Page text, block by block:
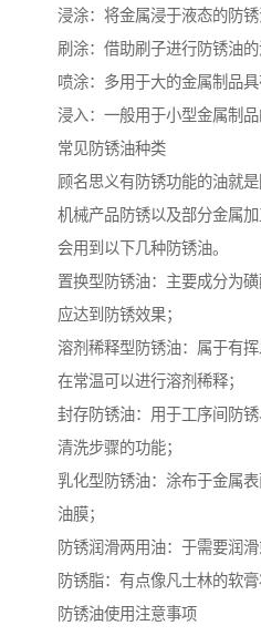
浸涂：将金属浸于液态的防锈
刷涂：借助刷子进行防锈油的
喷涂：多用于大的金属制品具
浸入：一般用于小型金属制品
常见防锈油种类
顾名思义有防锈功能的油就
机械产品防锈以及部分金属
会用到以下几种防锈油。
置换型防锈油：主要成分为
应达到防锈效果；
溶剂稀释型防锈油：属于有
在常温可以进行溶剂稀释；
封存防锈油：用于工序间防
清洗步骤的功能；
乳化型防锈油：涂布于金属
油膜；
防锈润滑两用油：于需要润滑
防锈脂：有点像凡士林的软膏
防锈油使用注意事项